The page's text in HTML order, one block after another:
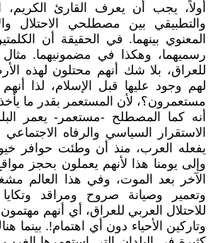
أولاً، يجب أن يعرف القارئ الكريم،
والتطبيقي بين مصطلحي الاحتلال
المعنوي بينهما. في الحقيقة أن
رسميهما، وهكذا في مضمونيهما. مثال
للعراق، بلا شك أنهم محتلون لهذه
لهم وجود عليها قبل الإسلام، لذا
مستعمرون؟، لأن المستعمر بقدر ما
أنه كما المصطلح -مستعمر- يعمر
الاستقرار السياسي والرفاه
يفعله العرب، منذ أن وطئت حوافر
وإلى يومنا هذا لأنهم يعملون بحجز
الآخر بعد الموت، وفي هذا العالم
وتعمير وصيانة صروح ومراقد وتكايا
للاحتلال العربي للعراق، أي أنهم
وتاركين الأحياء دون أي اهتمام!. بينما